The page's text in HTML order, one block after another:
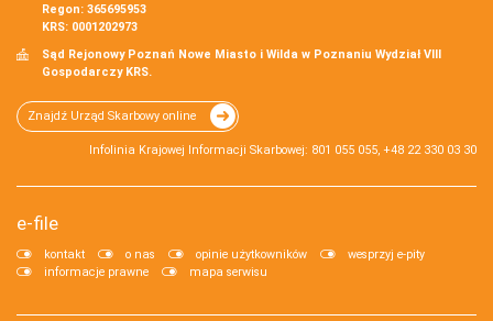
Regon: 365695953
KRS: 0001202973
Sąd Rejonowy Poznań Nowe Miasto i Wilda w Poznaniu Wydział VIII
Gospodarczy KRS.
Znajdź Urząd Skarbowy online
Infolinia Krajowej Informacji Skarbowej: 801 055 055, +48 22 330 03 30
e-file
kontakt o nas opinie użytkowników
wesprzyj e-pity
informacje prawne
mapa serwisu